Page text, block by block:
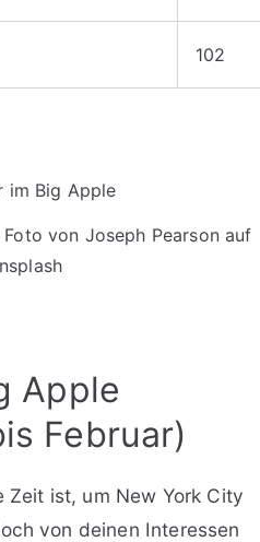
102
von Joseph Pearson auf
Apple
Februar)
Zeit ist, um New York City
von deinen Interessen